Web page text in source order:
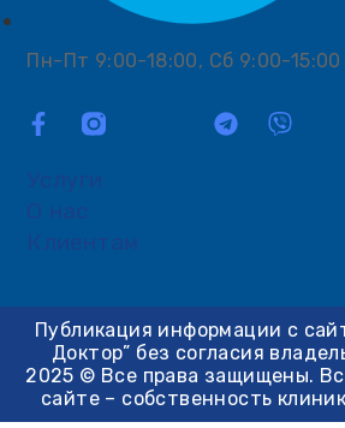
Услуги
О нас
Клиентам
Пн-Пт 9:00-18:00, Сб 9:00-15:00
Публикация информации с
Доктор” без согласия
2025 © Все права защищены.
сайте – собственность